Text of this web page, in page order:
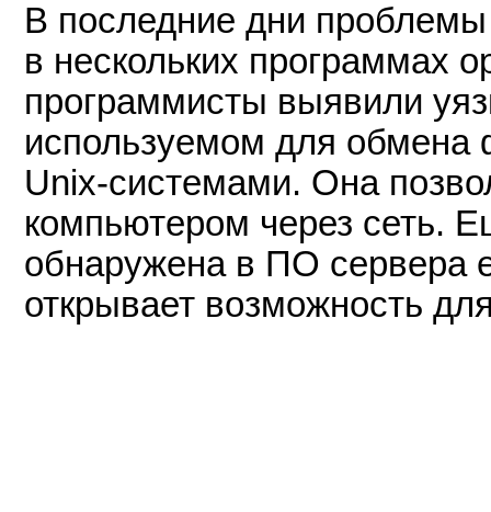
В последние дни
в нескольких программах
программисты выявили
используемом для
Unix-системами. Она
компьютером через сеть.
обнаружена в ПО сервера
открывает возможность